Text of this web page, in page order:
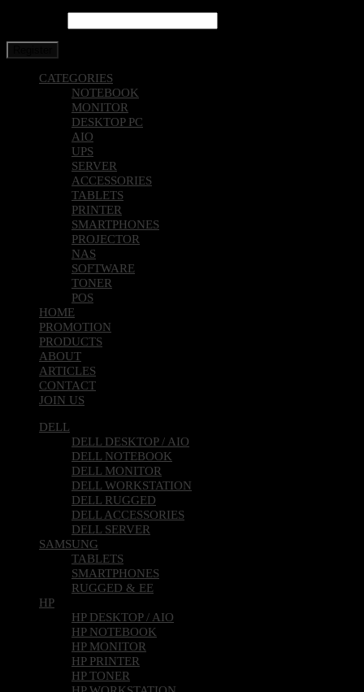
CATEGORIES
NOTEBOOK
MONITOR
DESKTOP PC
AIO
UPS
SERVER
ACCESSORIES
TABLETS
PRINTER
SMARTPHONES
PROJECTOR
NAS
SOFTWARE
TONER
POS
HOME
PROMOTION
PRODUCTS
ABOUT
ARTICLES
CONTACT
JOIN US
DELL
DELL DESKTOP / AIO
DELL NOTEBOOK
DELL MONITOR
DELL WORKSTATION
DELL RUGGED
DELL ACCESSORIES
DELL SERVER
SAMSUNG
TABLETS
SMARTPHONES
RUGGED & EE
HP
HP DESKTOP / AIO
HP NOTEBOOK
HP MONITOR
HP PRINTER
HP TONER